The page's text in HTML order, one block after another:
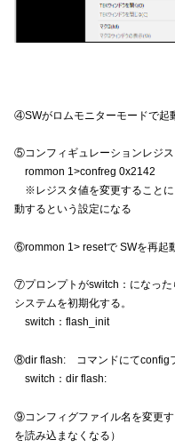
④SWがロムモニターモードで起
⑤コンフィギュレーションレジ
rommon 1>confreg 0x2142
※レジスタ値を変更することに
動するという設定になる
⑥rommon 1> resetで SWを再起
⑦プロンプトがswitch：になっ
システムを初期化する。
switch：flash_init
⑧dir flash: コマンドにてconfig
switch：dir flash:
⑨コンフィグファイル名を変更
を読み込まなくなる）